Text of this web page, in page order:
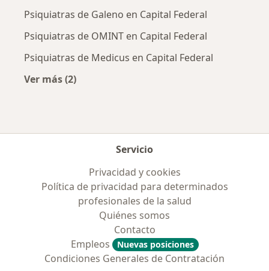
Psiquiatras de Galeno en Capital Federal
Psiquiatras de OMINT en Capital Federal
Psiquiatras de Medicus en Capital Federal
Ver más (2)
Servicio
Privacidad y cookies
Política de privacidad para determinados
profesionales de la salud
Quiénes somos
Contacto
Empleos
Nuevas posiciones
Condiciones Generales de Contratación